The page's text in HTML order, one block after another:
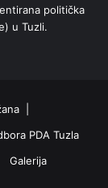
politička
u Tuzli.
|
PDA Tuzla
Galerija